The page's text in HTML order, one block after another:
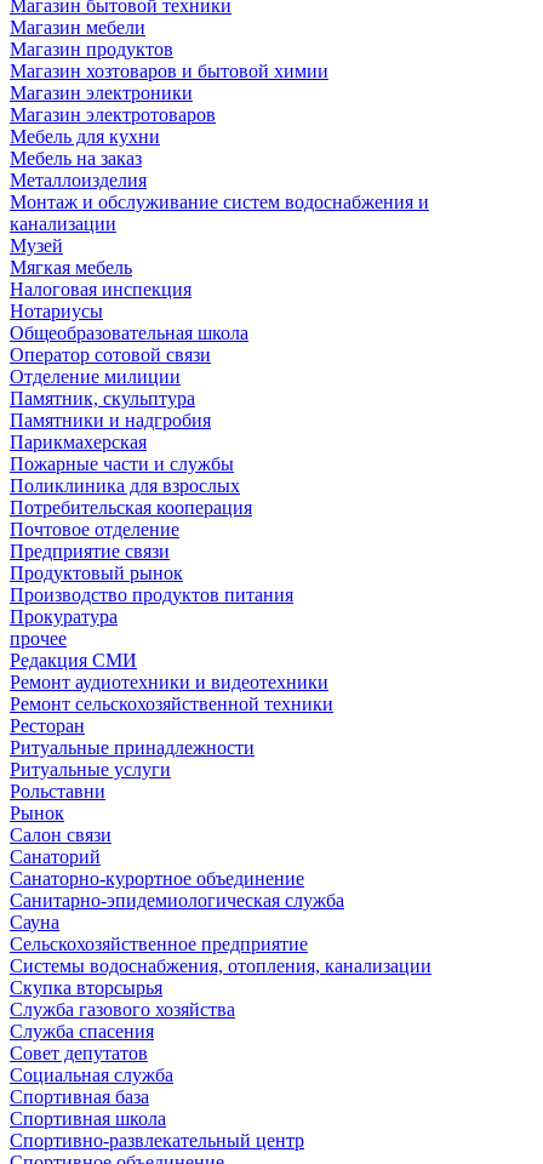
Магазин бытовой техники
Магазин мебели
Магазин продуктов
Магазин хозтоваров и бытовой химии
Магазин электроники
Магазин электротоваров
Мебель для кухни
Мебель на заказ
Металлоизделия
Монтаж и обслуживание систем водоснабжения и
канализации
Музей
Мягкая мебель
Налоговая инспекция
Нотариусы
Общеобразовательная школа
Оператор сотовой связи
Отделение милиции
Памятник, скульптура
Памятники и надгробия
Парикмахерская
Пожарные части и службы
Поликлиника для взрослых
Потребительская кооперация
Почтовое отделение
Предприятие связи
Продуктовый рынок
Производство продуктов питания
Прокуратура
прочее
Редакция СМИ
Ремонт аудиотехники и видеотехники
Ремонт сельскохозяйственной техники
Ресторан
Ритуальные принадлежности
Ритуальные услуги
Рольставни
Рынок
Салон связи
Санаторий
Санаторно-курортное объединение
Санитарно-эпидемиологическая служба
Сауна
Сельскохозяйственное предприятие
Системы водоснабжения, отопления, канализации
Скупка вторсырья
Служба газового хозяйства
Служба спасения
Совет депутатов
Социальная служба
Спортивная база
Спортивная школа
Спортивно-развлекательный центр